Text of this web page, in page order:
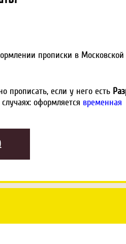
прописки в Московской
прописать, если у него есть
оформляется временная